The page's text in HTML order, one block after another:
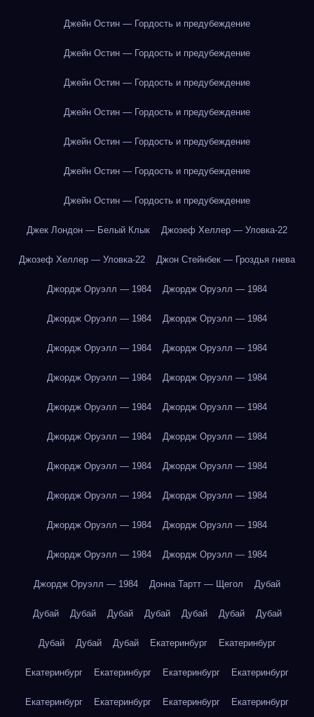
Джейн Остин — Гордость и предубеждение
Джейн Остин — Гордость и предубеждение
Джейн Остин — Гордость и предубеждение
Джейн Остин — Гордость и предубеждение
Джейн Остин — Гордость и предубеждение
Джейн Остин — Гордость и предубеждение
Джейн Остин — Гордость и предубеждение
Джек Лондон — Белый Клык Джозеф Хеллер — Уловка-22
Джозеф Хеллер — Уловка-22 Джон Стейнбек — Гроздья гнева
Джордж Оруэлл — 1984 Джордж Оруэлл — 1984
Джордж Оруэлл — 1984 Джордж Оруэлл — 1984
Джордж Оруэлл — 1984 Джордж Оруэлл — 1984
Джордж Оруэлл — 1984 Джордж Оруэлл — 1984
Джордж Оруэлл — 1984 Джордж Оруэлл — 1984
Джордж Оруэлл — 1984 Джордж Оруэлл — 1984
Джордж Оруэлл — 1984 Джордж Оруэлл — 1984
Джордж Оруэлл — 1984 Джордж Оруэлл — 1984
Джордж Оруэлл — 1984 Джордж Оруэлл — 1984
Джордж Оруэлл — 1984 Джордж Оруэлл — 1984
Джордж Оруэлл — 1984 Донна Тартт — Щегол Дубай
Дубай Дубай Дубай Дубай Дубай Дубай Дубай
Дубай Дубай Дубай Екатеринбург Екатеринбург
Екатеринбург Екатеринбург Екатеринбург Екатеринбург
Екатеринбург Екатеринбург Екатеринбург Екатеринбург